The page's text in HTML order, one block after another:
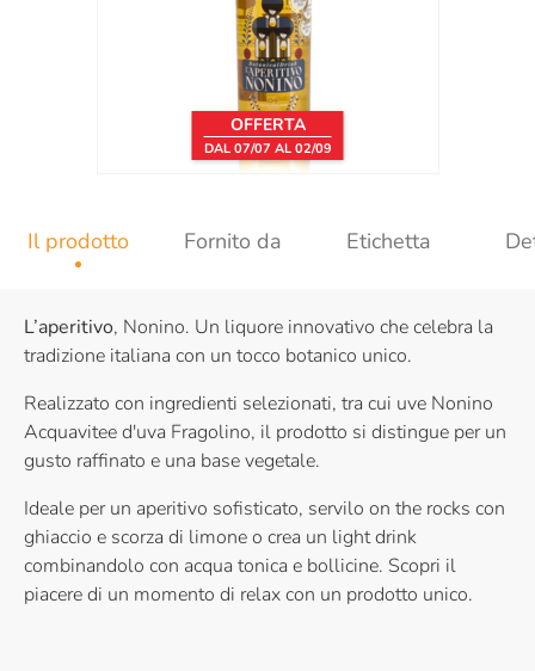
OFFERTA
DAL 07/07 AL 02/09
Il prodotto Fornito da Etichetta
L’aperitivo, Nonino. Un liquore innovativo che celebra la
tradizione italiana con un tocco botanico unico.
Realizzato con ingredienti selezionati, tra cui uve Nonino
Acquavitee d'uva Fragolino, il prodotto si distingue per un
gusto raffinato e una base vegetale.
Ideale per un aperitivo sofisticato, servilo on the rocks con
ghiaccio e scorza di limone o crea un light drink
combinandolo con acqua tonica e bollicine. Scopri il
piacere di un momento di relax con un prodotto unico.